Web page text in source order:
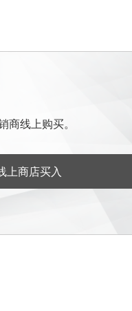
商线上购买。
上商店买入